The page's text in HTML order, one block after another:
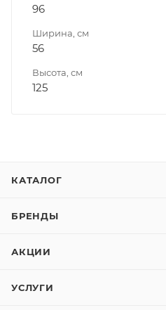
96
Ширина, см
56
Высота, см
125
КАТАЛОГ
БРЕНДЫ
АКЦИИ
УСЛУГИ